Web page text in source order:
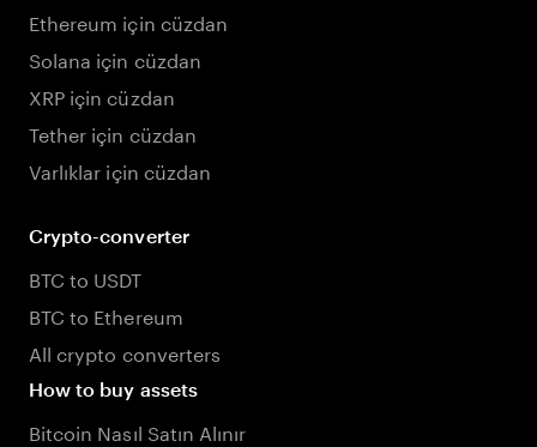
Ethereum için cüzdan
Solana için cüzdan
XRP için cüzdan
Tether için cüzdan
Varlıklar için cüzdan
Crypto-converter
BTC to USDT
BTC to Ethereum
All crypto converters
How to buy assets
Bitcoin Nasıl Satın Alınır